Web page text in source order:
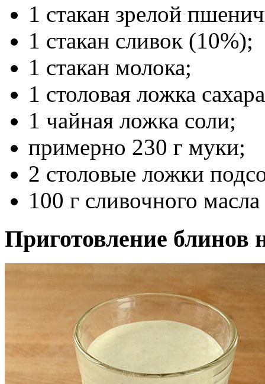
1 стакан зрелой
1 стакан сливок (10%);
1 стакан молока;
1 столовая ложка
1 чайная ложка соли;
примерно 230 г муки;
2 столовые ложки
100 г сливочного
Приготовление блинов